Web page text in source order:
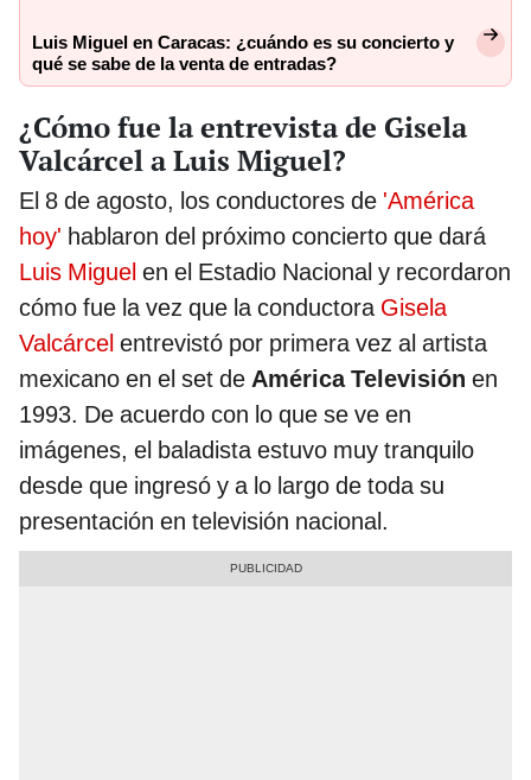
Luis Miguel en Caracas: ¿cuándo es su concierto y
qué se sabe de la venta de entradas?
¿Cómo fue la entrevista de Gisela
Valcárcel a Luis Miguel?
El 8 de agosto, los conductores de 'América
hoy' hablaron del próximo concierto que dará
Luis Miguel en el Estadio Nacional y recordaron
cómo fue la vez que la conductoraGisela
Valcárcel entrevistó por primera vez al artista
mexicano en el set de América Televisión en
1993. De acuerdo con lo que se ve en
imágenes, el baladista estuvo muy tranquilo
desde que ingresó y a lo largo de toda su
presentación en televisión nacional.